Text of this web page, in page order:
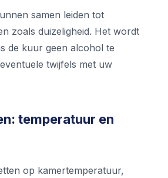
samen leiden tot
zoals duizeligheid. Het wordt
de kuur geen alcohol te
twijfels met uw
temperatuur en
op kamertemperatuur,